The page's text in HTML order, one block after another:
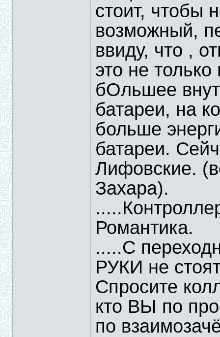
стоит, чтобы
возможный,
ввиду, что ,
это не
бОльшее
батареи, на
больше
батареи.
Лифовские.
Захара).
Романтика.
.....С
РУКИ не
Спросите
кто ВЫ по
по